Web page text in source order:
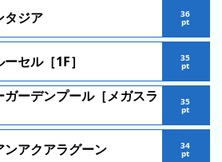
タジア 36
pt
セル［1F］ 35
pt
ガーデンプール［メガスラ
35
pt
ンアクアラグーン 34
pt